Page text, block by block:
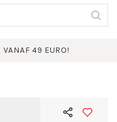
VANAF 49 EURO!